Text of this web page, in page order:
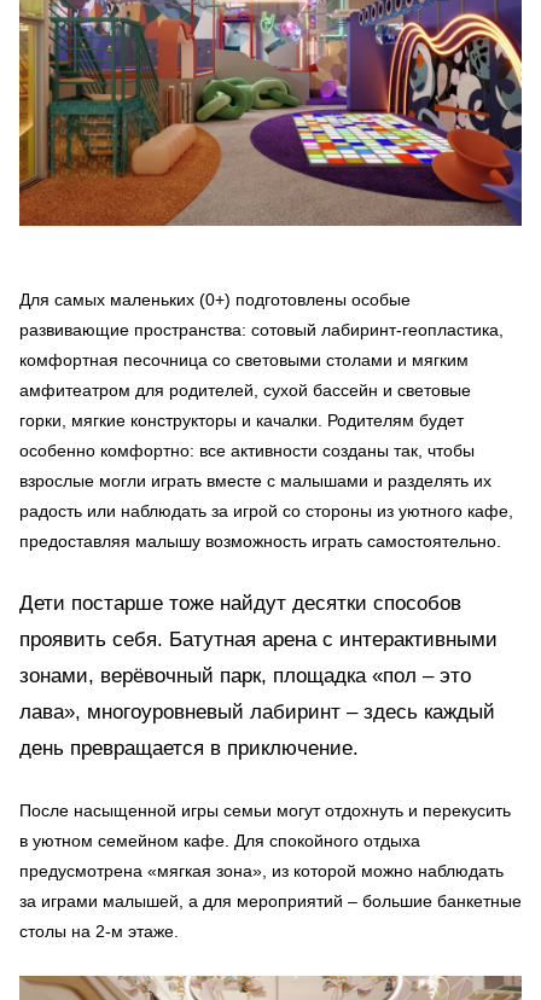
Для самых маленьких (0+) подготовлены особые
развивающие пространства: сотовый лабиринт-геопластика,
комфортная песочница со световыми столами и мягким
амфитеатром для родителей, сухой бассейн и световые
горки, мягкие конструкторы и качалки. Родителям будет
особенно комфортно: все активности созданы так, чтобы
взрослые могли играть вместе с малышами и разделять их
радость или наблюдать за игрой со стороны из уютного кафе,
предоставляя малышу возможность играть самостоятельно.
Дети постарше тоже найдут десятки способов
проявить себя. Батутная арена с интерактивными
зонами, верёвочный парк, площадка «пол – это
лава», многоуровневый лабиринт – здесь каждый
день превращается в приключение.
После насыщенной игры семьи могут отдохнуть и перекусить
в уютном семейном кафе. Для спокойного отдыха
предусмотрена «мягкая зона», из которой можно наблюдать
за играми малышей, а для мероприятий – большие банкетные
столы на 2-м этаже.